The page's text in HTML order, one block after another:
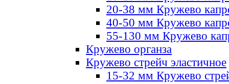
20-38 мм Кружево
40-50 мм Кружево
55-130 мм Кружево
Кружево органза
Кружево стрейч эластичное
15-32 мм Кружево